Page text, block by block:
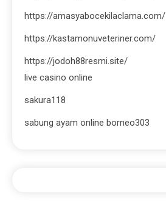
https://amasyabocekilaclama.com/
https://kastamonuveteriner.com/
https://jodoh88resmi.site/
live casino online
sakura118
sabung ayam online borneo303